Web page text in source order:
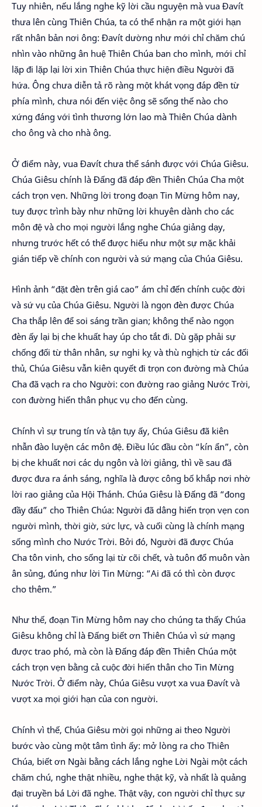
Tuy nhiên, nếu lắng nghe kỹ lời cầu nguyện mà vua Đavít
thưa lên cùng Thiên Chúa, ta có thể nhận ra một giới hạn
rất nhân bản nơi ông: Đavít dường như mới chỉ chăm chú
nhìn vào những ân huệ Thiên Chúa ban cho mình, mới chỉ
lặp đi lặp lại lời xin Thiên Chúa thực hiện điều Người đã
hứa. Ông chưa diễn tả rõ ràng một khát vọng đáp đền từ
phía mình, chưa nói đến việc ông sẽ sống thế nào cho
xứng đáng với tình thương lớn lao mà Thiên Chúa dành
cho ông và cho nhà ông.
Ở điểm này, vua Đavít chưa thể sánh được với Chúa Giêsu.
Chúa Giêsu chính là Đấng đã đáp đền Thiên Chúa Cha một
cách trọn vẹn. Những lời trong đoạn Tin Mừng hôm nay,
tuy được trình bày như những lời khuyên dành cho các
môn đệ và cho mọi người lắng nghe Chúa giảng dạy,
nhưng trước hết có thể được hiểu như một sự mặc khải
gián tiếp về chính con người và sứ mạng của Chúa Giêsu.
Hình ảnh “đặt đèn trên giá cao” ám chỉ đến chính cuộc đời
và sứ vụ của Chúa Giêsu. Người là ngọn đèn được Chúa
Cha thắp lên để soi sáng trần gian; không thể nào ngọn
đèn ấy lại bị che khuất hay úp cho tắt đi. Dù gặp phải sự
chống đối từ thân nhân, sự nghi kỵ và thù nghịch từ các đối
thủ, Chúa Giêsu vẫn kiên quyết đi trọn con đường mà Chúa
Cha đã vạch ra cho Người: con đường rao giảng Nước Trời,
con đường hiến thân phục vụ cho đến cùng.
Chính vì sự trung tín và tận tụy ấy, Chúa Giêsu đã kiên
nhẫn đào luyện các môn đệ. Điều lúc đầu còn “kín ẩn”, còn
bị che khuất nơi các dụ ngôn và lời giảng, thì về sau đã
được đưa ra ánh sáng, nghĩa là được công bố khắp nơi nhờ
lời rao giảng của Hội Thánh. Chúa Giêsu là Đấng đã “đong
đầy đấu” cho Thiên Chúa: Người đã dâng hiến trọn vẹn con
người mình, thời giờ, sức lực, và cuối cùng là chính mạng
sống mình cho Nước Trời. Bởi đó, Người đã được Chúa
Cha tôn vinh, cho sống lại từ cõi chết, và tuôn đổ muôn vàn
ân sủng, đúng như lời Tin Mừng: “Ai đã có thì còn được
cho thêm.”
Như thế, đoạn Tin Mừng hôm nay cho chúng ta thấy Chúa
Giêsu không chỉ là Đấng biết ơn Thiên Chúa vì sứ mạng
được trao phó, mà còn là Đấng đáp đền Thiên Chúa một
cách trọn vẹn bằng cả cuộc đời hiến thân cho Tin Mừng
Nước Trời. Ở điểm này, Chúa Giêsu vượt xa vua Đavít và
vượt xa mọi giới hạn của con người.
Chính vì thế, Chúa Giêsu mời gọi những ai theo Người
bước vào cùng một tâm tình ấy: mở lòng ra cho Thiên
Chúa, biết ơn Ngài bằng cách lắng nghe Lời Ngài một cách
chăm chú, nghe thật nhiều, nghe thật kỹ, và nhất là quảng
đại truyền bá Lời đã nghe. Thật vậy, con người chỉ thực sự